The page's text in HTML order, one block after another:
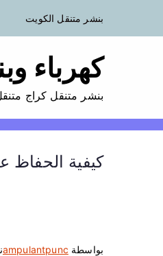
بنشر متنقل الكويت
كهرباء
بنشر متنقل كراج
كيفية الحفاظ
بواسطة ampulantpunc